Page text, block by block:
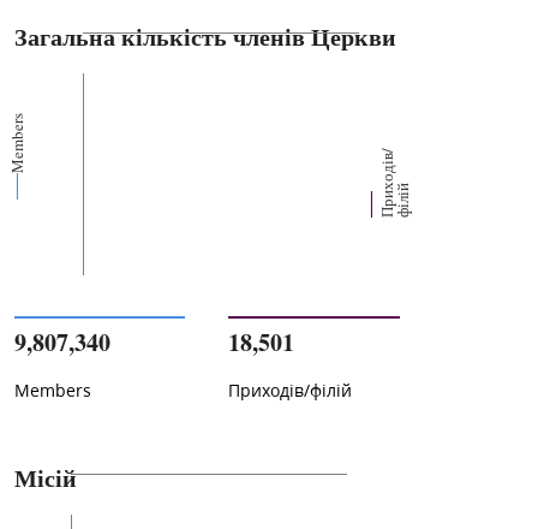
Загальна кількість членів Церкви
Members
П
р
их
о
д
і
в
/
ф
і
л
ій
9,807,340
Members
18,501
Приходів/філій
Місій